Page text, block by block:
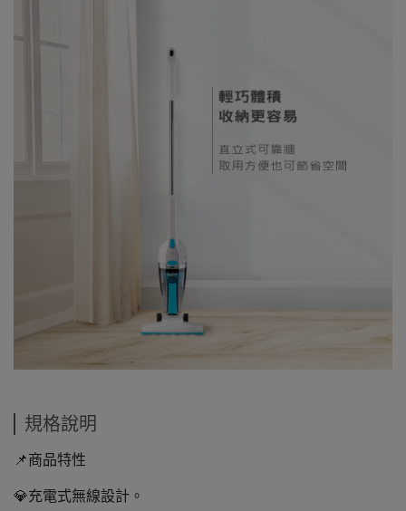
規格說明
📌商品特性
💎充電式無線設計。